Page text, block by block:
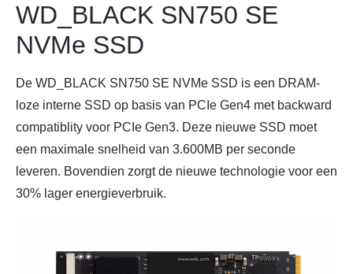
WD_BLACK SN750 SE
NVMe SSD
De WD_BLACK SN750 SE NVMe SSD is een DRAM-
loze interne SSD op basis van PCIe Gen4 met backward
compatiblity voor PCIe Gen3. Deze nieuwe SSD moet
een maximale snelheid van 3.600MB per seconde
leveren. Bovendien zorgt de nieuwe technologie voor een
30% lager energieverbruik.